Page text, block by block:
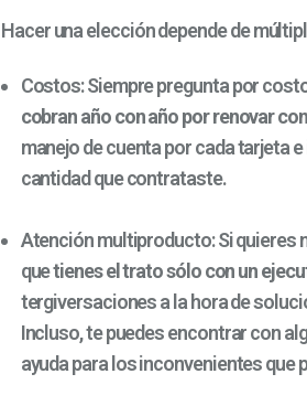
Hacer una elección depende de
Costos: Siempre pregunta por
cobran año con año por renovar
manejo de cuenta por cada tarjeta
cantidad que contrataste.
Atención multiproducto: Si quieres
quetienes el trato sólo con un
tergiversaciones a la hora de
Incluso, te puedes encontrar con
ayuda para los inconvenientes que